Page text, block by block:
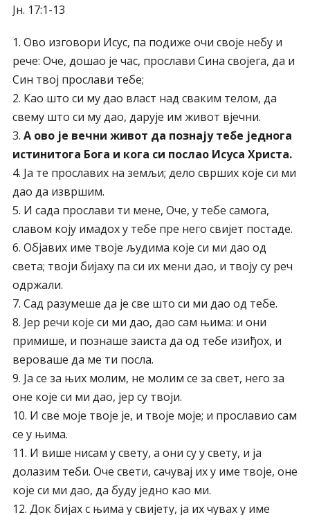
Јн. 17:1-13
1. Ово изговори Исус, па подиже очи своје небу и
рече: Оче, дошао је час, прослави Сина својега, да и
Син твој прослави тебе;
2. Као што си му дао власт над сваким телом, да
свему што си му дао, дарује им живот вјечни.
3. А ово је вечни живот да познају тебе једнога
истинитога Бога и кога си послао Исуса Христа.
4. Ја те прославих на земљи; дело сврших које си ми
дао да извршим.
5. И сада прослави ти мене, Оче, у тебе самога,
славом коју имадох у тебе пре него свијет постаде.
6. Објавих име твоје људима које си ми дао од
света; твоји бијаху па си их мени дао, и твоју су реч
одржали.
7. Сад разумеше да је све што си ми дао од тебе.
8. Јер речи које си ми дао, дао сам њима: и они
примише, и познаше заиста да од тебе изиђох, и
вероваше да ме ти посла.
9. Ја се за њих молим, не молим се за свет, него за
оне које си ми дао, јер су твоји.
10. И све моје твоје је, и твоје моје; и прославио сам
се у њима.
11. И више нисам у свету, а они су у свету, и ја
долазим теби. Оче свети, сачувај их у име твоје, оне
које си ми дао, да буду једно као ми.
12. Док бијах с њима у свијету, ја их чувах у име